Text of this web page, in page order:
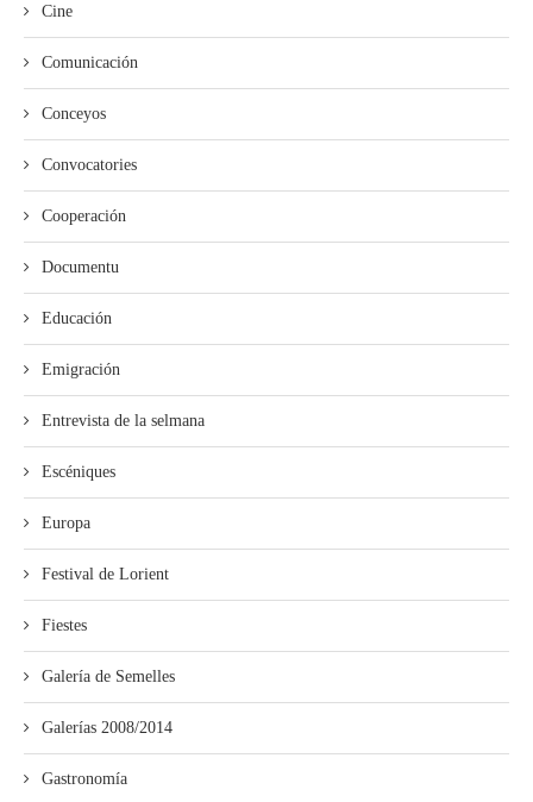
Cine
Comunicación
Conceyos
Convocatories
Cooperación
Documentu
Educación
Emigración
Entrevista de la selmana
Escéniques
Europa
Festival de Lorient
Fiestes
Galería de Semelles
Galerías 2008/2014
Gastronomía